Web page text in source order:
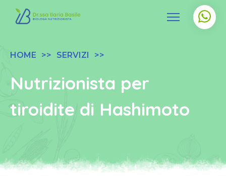
HOME SERVIZI
Nutrizionista per
tiroidite di Hashimoto